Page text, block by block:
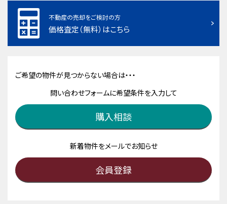
不動産の売却をご検討の方
価格査定（無料）はこちら
ご希望の物件が見つからない場合は・・・
問い合わせフォームに希望条件を入力して
購入相談
新着物件をメールでお知らせ
会員登録